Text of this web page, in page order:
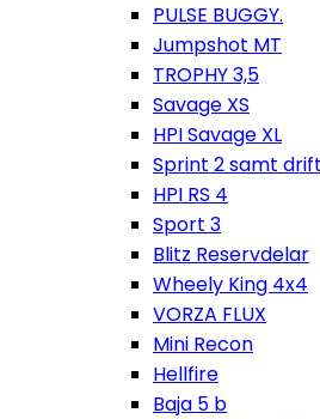
PULSE BUGGY.
Jumpshot MT
TROPHY 3,5
Savage XS
HPI Savage XL
Sprint 2 samt drift
HPI RS 4
Sport 3
Blitz Reservdelar
Wheely King 4x4
VORZA FLUX
Mini Recon
Hellfire
Baja 5 b